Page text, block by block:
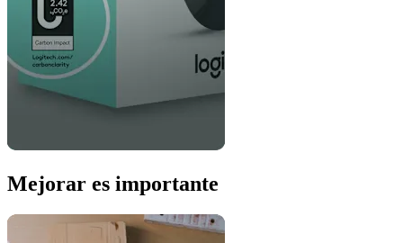
Mejorar es importante